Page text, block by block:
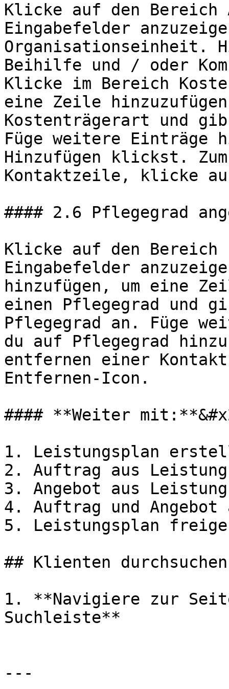
Klicke auf den Bereich
Eingabefelder
Organisationseinheit.
Beihilfe und / oder
Klicke im Bereich
eine Zeile
Kostenträgerart und
Füge weitere Einträge
Hinzufügen klickst.
Kontaktzeile, klicke
#### 2.6 Pflegegrad
Klicke auf den Bereich
Eingabefelder
hinzufügen, um eine
einen Pflegegrad und
Pflegegrad an. Füge
du auf Pflegegrad
entfernen einer
Entfernen-Icon.
#### **Weiter
1. Leistungsplan
2. Auftrag aus
3. Angebot aus
4. Auftrag und
5. Leistungsplan
## Klienten durchsuchen
1. **Navigiere zur
Suchleiste**
---